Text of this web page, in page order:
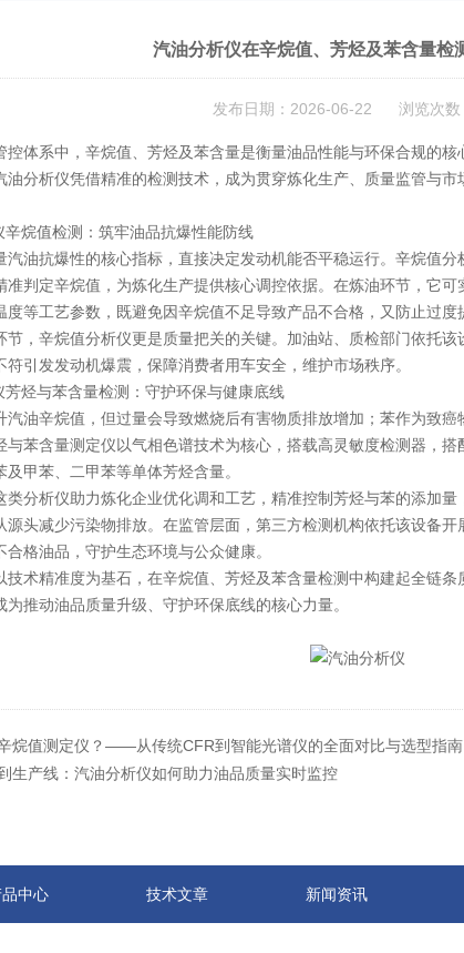
汽油分析仪在辛烷值、芳烃及苯含量检
发布日期：2026-06-22 浏览次数
系中，辛烷值、芳烃及苯含量是衡量油品性能与环保合规的核
油分析仪凭借精准的检测技术，成为贯穿炼化生产、质量监管与
烷值检测：筑牢油品抗爆性能防线
抗爆性的核心指标，直接决定发动机能否平稳运行。辛烷值分
准判定辛烷值，为炼化生产提供核心调控依据。在炼油环节，它
度等工艺参数，既避免因辛烷值不足导致产品不合格，又防止过度
辛烷值分析仪更是质量把关的关键。加油站、质检部门依托该
符引发发动机爆震，保障消费者用车安全，维护市场秩序。
与苯含量检测：守护环保与健康底线
辛烷值，但过量会导致燃烧后有害物质排放增加；苯作为致癌
与苯含量测定仪以气相色谱技术为核心，搭载高灵敏度检测器，
甲苯、二甲苯等单体芳烃含量。
析仪助力炼化企业优化调和工艺，精准控制芳烃与苯的添加量
源头减少污染物排放。在监管层面，第三方检测机构依托该设备
格油品，守护生态环境与公众健康。
精准度为基石，在辛烷值、芳烃及苯含量检测中构建起全链条
推动油品质量升级、守护环保底线的核心力量。
烷值测定仪？——从传统CFR到智能光谱仪的全面对比与选型指南
生产线：汽油分析仪如何助力油品质量实时监控
品中心 技术文章 新闻资讯